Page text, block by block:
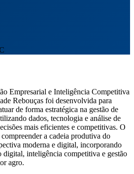
Empresarial e Inteligência Competitiva
Rebouças foi desenvolvida para
de forma estratégica na gestão de
dados, tecnologia e análise de
mais eficientes e competitivas. O
a cadeia produtiva do
moderna e digital, incorporando
digital, inteligência competitiva e gestão
agro.